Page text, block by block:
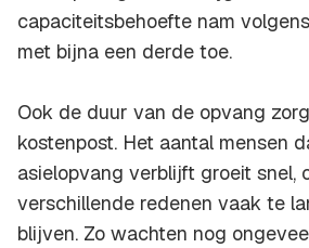
capaciteitsbehoefte nam
met bijna een derde toe.
Ook de duur van de opvang
kostenpost. Het aantal mensen
asielopvang verblijft groeit snel,
verschillende redenen vaak te
blijven. Zo wachten nog